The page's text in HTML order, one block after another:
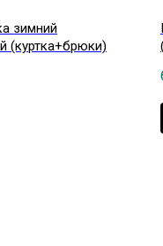
зимний
(куртка+брюки)